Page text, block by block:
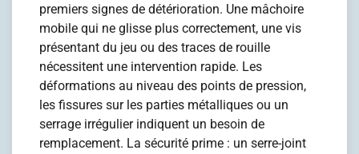
premiers signes de détérioration. Une mâchoire
mobile qui ne glisse plus correctement, une vis
présentant du jeu ou des traces de rouille
nécessitent une intervention rapide. Les
déformations au niveau des points de pression,
les fissures sur les parties métalliques ou un
serrage irrégulier indiquent un besoin de
remplacement. La sécurité prime : un serre-joint